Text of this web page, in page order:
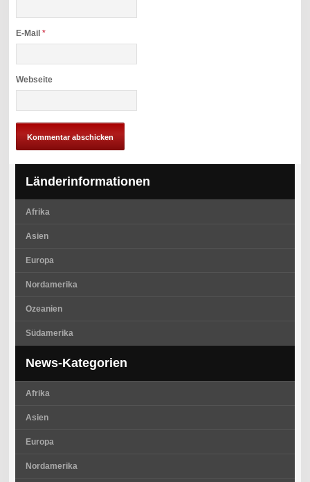
E-Mail*
Webseite
Länderinformationen
Afrika
Asien
Europa
Nordamerika
Ozeanien
Südamerika
News-Kategorien
Afrika
Asien
Europa
Nordamerika